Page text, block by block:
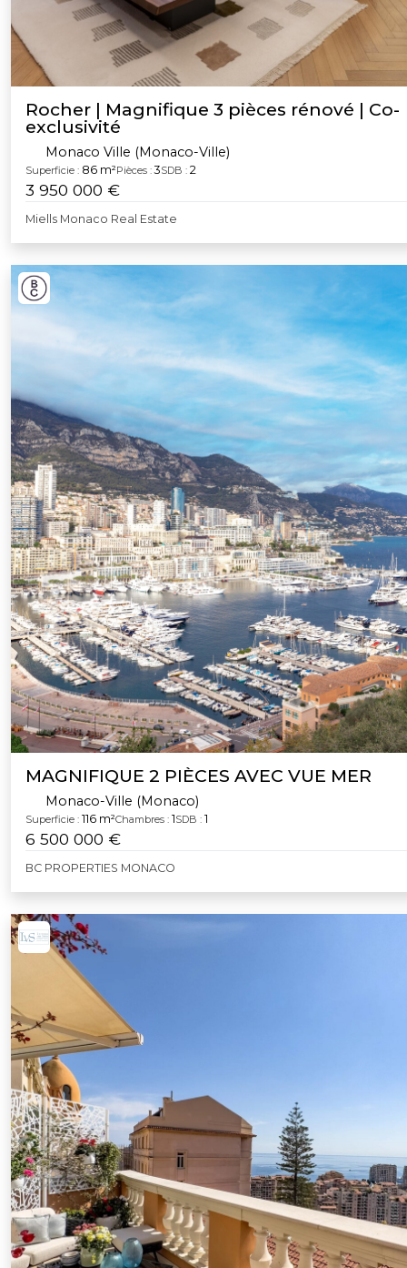
Rocher | Magnifique 3 pièces rénové | Co-
exclusivité
Monaco Ville (Monaco-Ville)
Superficie : 86 m²Pièces : 3SDB : 2
3 950 000 €
Miells Monaco Real Estate
MAGNIFIQUE 2 PIÈCES AVEC VUE MER
Monaco-Ville (Monaco)
Superficie : 116 m²Chambres : 1SDB : 1
6 500 000 €
BC PROPERTIES MONACO